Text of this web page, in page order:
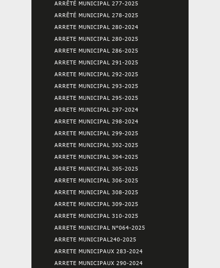
ARRÊTÉ MUNICIPAL 277-2025
ARRÊTÉ MUNICIPAL 278-2025
ARRETE MUNICIPAL 280-2024
ARRETE MUNICIPAL 280-2025
ARRETE MUNICIPAL 286-2025
ARRETE MUNICIPAL 291-2025
ARRETE MUNICIPAL 292-2025
ARRETE MUNICIPAL 293-2025
ARRETE MUNICIPAL 295-2025
ARRETE MUNICIPAL 297-2024
ARRETE MUNICIPAL 298-2024
ARRETE MUNICIPAL 299-2025
ARRETE MUNICIPAL 302-2025
ARRETE MUNICIPAL 304-2025
ARRETE MUNICIPAL 305-2025
ARRETE MUNICIPAL 306-2025
ARRETE MUNICIPAL 308-2025
ARRETE MUNICIPAL 309-2025
ARRETE MUNICIPAL 310-2025
ARRETE MUNICIPAL N°064-2025
ARRETE MUNICIPAL240-2025
ARRETE MUNICIPAUX 283-2024
ARRETE MUNICIPAUX 290-2024